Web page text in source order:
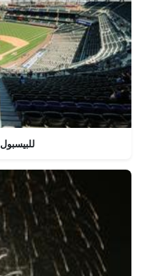
ملعب mlb للبيسبول